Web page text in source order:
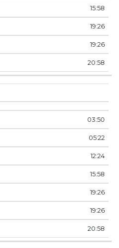
15:58
19:26
19:26
20:58
03:50
05:22
12:24
15:58
19:26
19:26
20:58